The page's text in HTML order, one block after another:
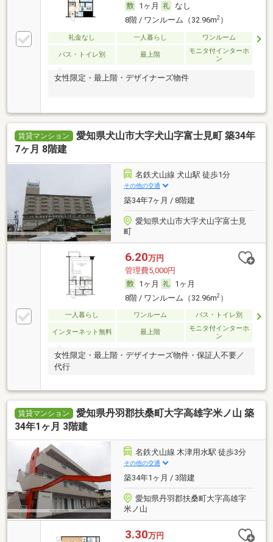
1ヶ月
なし
8階 / ワンルーム（32.96m2）
礼金なし 一人暮らし ワンルーム
バス・トイレ別 最上階
モニタ付インターホ
ン
女性限定・最上階・デザイナーズ物件
賃貸マンション
愛知県犬山市大字犬山字富士見町 築34年
7ヶ月 8階建
名鉄犬山線 犬山駅 徒歩1分
その他の交通
築34年7ヶ月 / 8階建
愛知県犬山市大字犬山字富士見
町
6.20万円
管理費5,000円
1ヶ月
1ヶ月
8階 / ワンルーム（32.96m2）
一人暮らし ワンルーム バス・トイレ別
インターネット無料 最上階
モニタ付インターホ
ン
女性限定・最上階・デザイナーズ物件・保証人不要／
代行
賃貸マンション
愛知県丹羽郡扶桑町大字高雄字米ノ山 築
34年1ヶ月 3階建
名鉄犬山線 木津用水駅 徒歩3分
その他の交通
築34年1ヶ月 / 3階建
愛知県丹羽郡扶桑町大字高雄字
米ノ山
3.30万円